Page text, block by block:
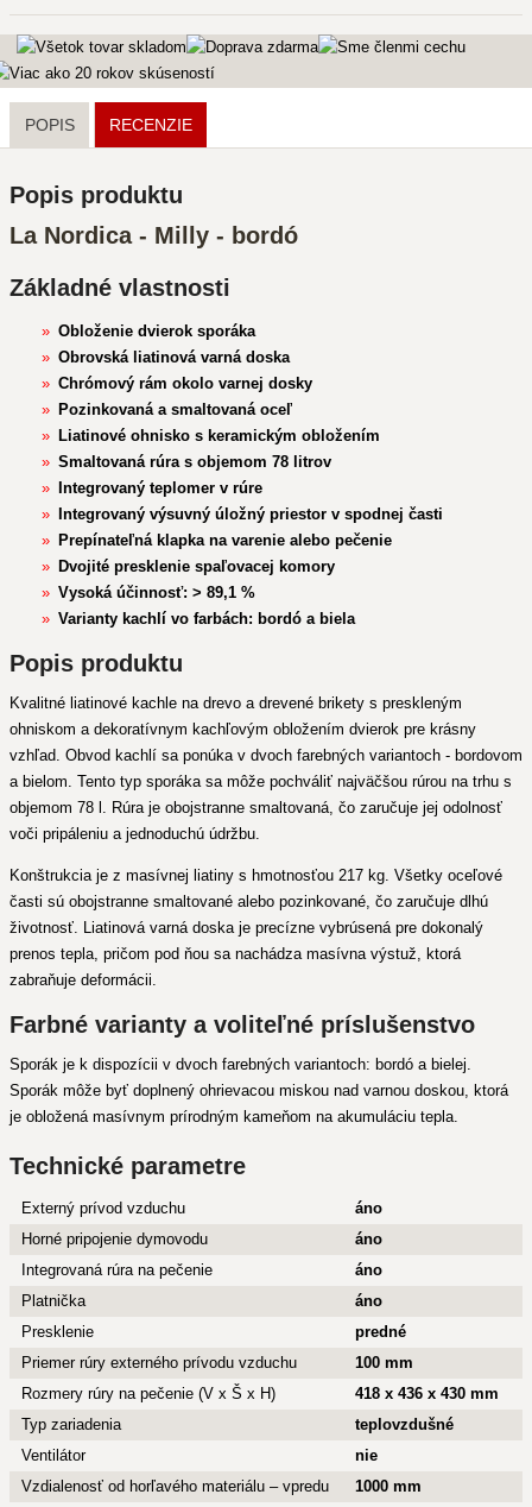
POPIS RECENZIE
Popis produktu
La Nordica - Milly - bordó
Základné vlastnosti
Obloženie dvierok sporáka
Obrovská liatinová varná doska
Chrómový rám okolo varnej dosky
Pozinkovaná a smaltovaná oceľ
Liatinové ohnisko s keramickým obložením
Smaltovaná rúra s objemom 78 litrov
Integrovaný teplomer v rúre
Integrovaný výsuvný úložný priestor v spodnej časti
Prepínateľná klapka na varenie alebo pečenie
Dvojité presklenie spaľovacej komory
Vysoká účinnosť: > 89,1 %
Varianty kachlí vo farbách: bordó a biela
Popis produktu
Kvalitné liatinové kachle na drevo a drevené brikety s preskleným
ohniskom a dekoratívnym kachľovým obložením dvierok pre krásny
vzhľad. Obvod kachlí sa ponúka v dvoch farebných variantoch - bordovom
a bielom. Tento typ sporáka sa môže pochváliť najväčšou rúrou na trhu s
objemom 78 l. Rúra je obojstranne smaltovaná, čo zaručuje jej odolnosť
voči pripáleniu a jednoduchú údržbu.
Konštrukcia je z masívnej liatiny s hmotnosťou 217 kg. Všetky oceľové
časti sú obojstranne smaltované alebo pozinkované, čo zaručuje dlhú
životnosť. Liatinová varná doska je precízne vybrúsená pre dokonalý
prenos tepla, pričom pod ňou sa nachádza masívna výstuž, ktorá
zabraňuje deformácii.
Farbné varianty a voliteľné príslušenstvo
Sporák je k dispozícii v dvoch farebných variantoch: bordó a bielej.
Sporák môže byť doplnený ohrievacou miskou nad varnou doskou, ktorá
je obložená masívnym prírodným kameňom na akumuláciu tepla.
Technické parametre
Externý prívod vzduchu
áno
Horné pripojenie dymovodu
áno
Integrovaná rúra na pečenie
áno
Platnička
áno
Presklenie
predné
Priemer rúry externého prívodu vzduchu
100 mm
Rozmery rúry na pečenie (V x Š x H)
418 x 436 x 430 mm
Typ zariadenia
teplovzdušné
Ventilátor
nie
Vzdialenosť od horľavého materiálu – vpredu
1000 mm